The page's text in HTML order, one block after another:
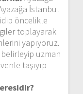
İstanbul
öncelikle
toplayarak
yapıyoruz.
uzman
taşıyıp